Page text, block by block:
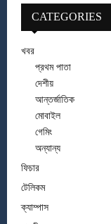
CATEGORIES
খবর
প্রথম পাতা
দেশীয়
আন্তর্জাতিক
মোবাইল
গেমিং
অন্যান্য
ফিচার
টেলিকম
ক্যাম্পাস